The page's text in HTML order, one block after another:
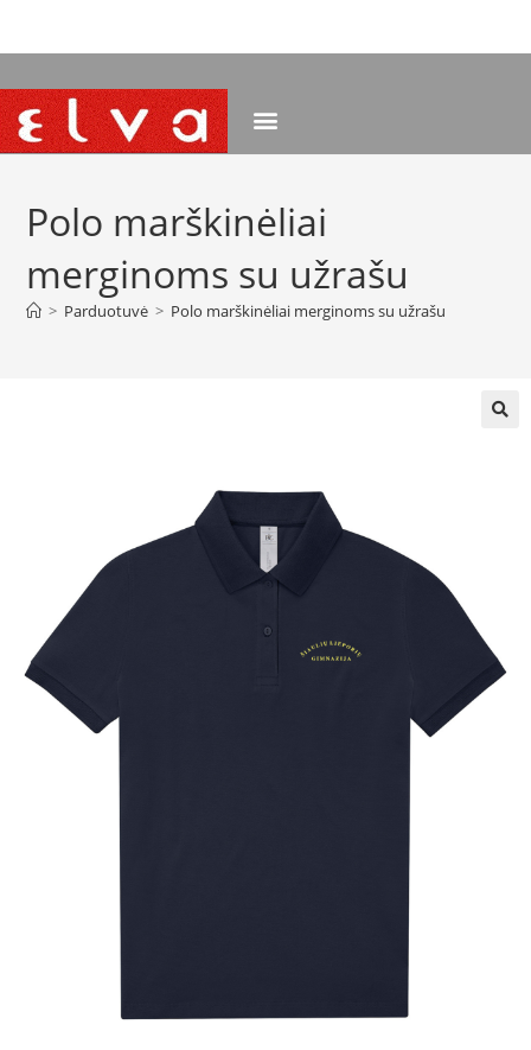
Polo marškinėliai
merginoms su užrašu
> Parduotuvė > Polo marškinėliai merginoms su užrašu